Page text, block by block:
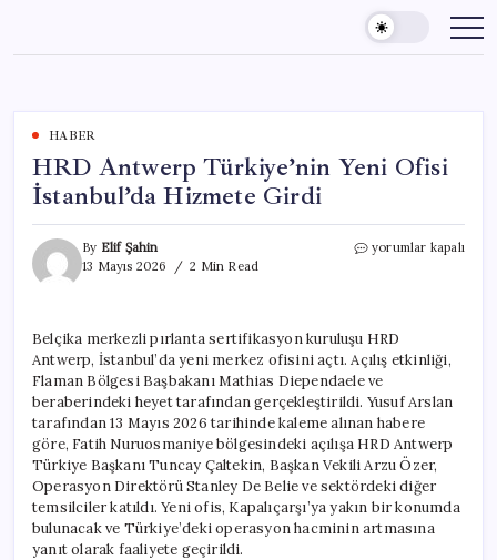
content
HABER
HRD Antwerp Türkiye’nin Yeni Ofisi
İstanbul’da Hizmete Girdi
By Elif Şahin
13 Mayıs 2026
2 Min Read
HRD
İstanbul’da
Hizmete
Girdi
için
yorumlar kapalı
Belçika merkezli pırlanta sertifikasyon kuruluşu HRD
Antwerp, İstanbul’da yeni merkez ofisini açtı. Açılış etkinliği,
Flaman Bölgesi Başbakanı Mathias Diependaele ve
beraberindeki heyet tarafından gerçekleştirildi. Yusuf Arslan
tarafından 13 Mayıs 2026 tarihinde kaleme alınan habere
göre, Fatih Nuruosmaniye bölgesindeki açılışa HRD Antwerp
Türkiye Başkanı Tuncay Çaltekin, Başkan Vekili Arzu Özer,
Operasyon Direktörü Stanley De Belie ve sektördeki diğer
temsilciler katıldı. Yeni ofis, Kapalıçarşı’ya yakın bir konumda
bulunacak ve Türkiye’deki operasyon hacminin artmasına
yanıt olarak faaliyete geçirildi.